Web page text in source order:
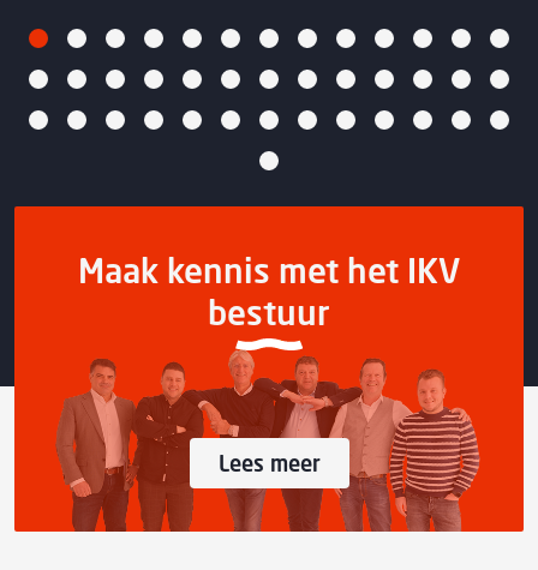
Maak kennis met het IKV
bestuur
Lees meer